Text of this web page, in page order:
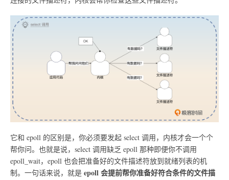
它和 epoll 的区别是，你必须要发起 select 调用，内核才会一个个
帮你问。也就是说，select 调用缺乏 epoll 那种即便你不调用
epoll_wait，epoll 也会把准备好的文件描述符放到就绪列表的机
制。一句话来说，就是 epoll 会提前帮你准备好符合条件的文件描